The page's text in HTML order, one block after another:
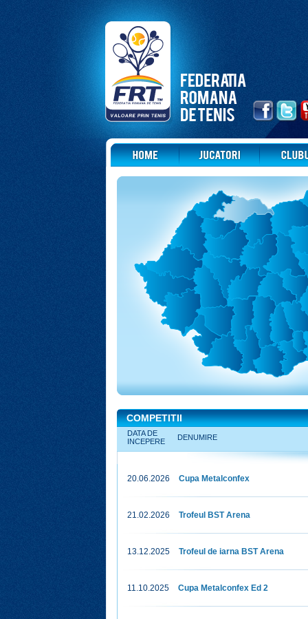
COMPETITII
DATA DE
INCEPERE
DENUMIRE
20.06.2026 Cupa Metalconfex
21.02.2026 Trofeul BST Arena
13.12.2025 Trofeul de iarna BST Arena
11.10.2025 Cupa Metalconfex Ed 2